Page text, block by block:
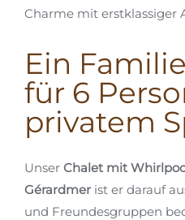
Charme mit erstklassiger
Ein
für 6
privatem
Unser Chalet mit
Gérardmer ist er darauf
und Freundesgruppen